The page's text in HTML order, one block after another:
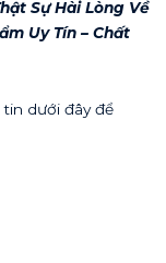
Sự Hài Lòng Về
Uy Tín – Chất
dưới đây để